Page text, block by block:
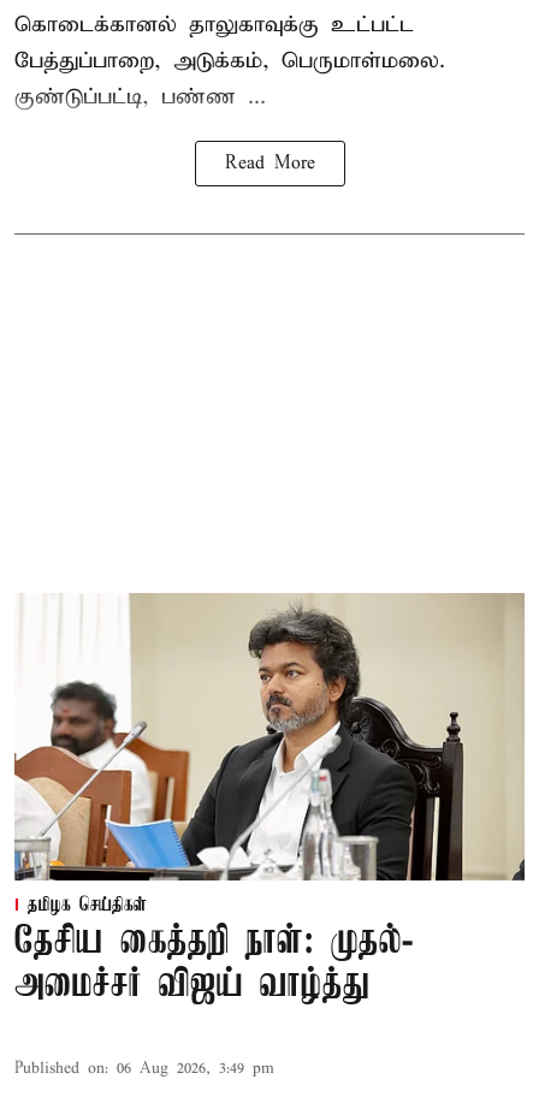
கொடைக்கானல் தாலுகாவுக்கு உட்பட்ட
பேத்துப்பாறை, அடுக்கம், பெருமாள்மலை.
குண்டுப்பட்டி, பண்ண ...
Read More
தமிழக செய்திகள்
தேசிய கைத்தறி நாள்: முதல்-
அமைச்சர் விஜய் வாழ்த்து
Published on: 06 Aug 2026, 3:49 pm